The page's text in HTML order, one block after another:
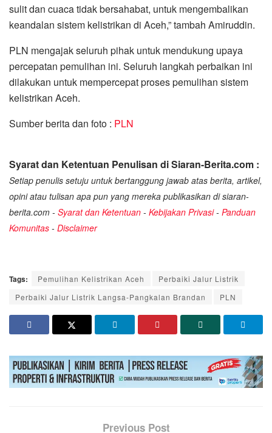
sulit dan cuaca tidak bersahabat, untuk mengembalikan
keandalan sistem kelistrikan di Aceh,” tambah Amiruddin.
PLN mengajak seluruh pihak untuk mendukung upaya
percepatan pemulihan ini. Seluruh langkah perbaikan ini
dilakukan untuk mempercepat proses pemulihan sistem
kelistrikan Aceh.
Sumber berita dan foto : PLN
Syarat dan Ketentuan Penulisan di Siaran-Berita.com :
Setiap penulis setuju untuk bertanggung jawab atas berita, artikel,
opini atau tulisan apa pun yang mereka publikasikan di siaran-
berita.com - Syarat dan Ketentuan - Kebijakan Privasi- Panduan
Komunitas - Disclaimer
Tags: Pemulihan Kelistrikan Aceh
Perbaiki Jalur Listrik
Perbaiki Jalur Listrik Langsa-Pangkalan Brandan
PLN
Previous Post